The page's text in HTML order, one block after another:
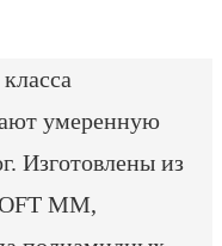
умеренную
Изготовлены из
MM,